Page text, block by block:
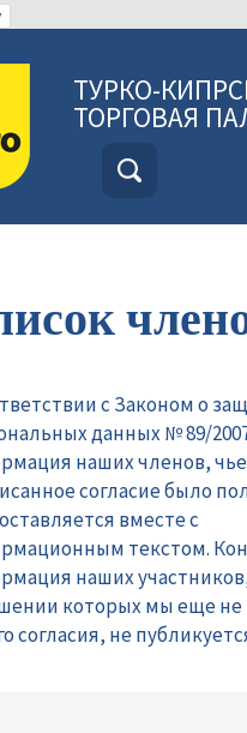
ТУРКО-
ТОРГОВАЯ
с Законом о
данных № 89/
наших членов, чье
согласие было
вместе с
текстом.
наших
которых мы еще не
согласия, не